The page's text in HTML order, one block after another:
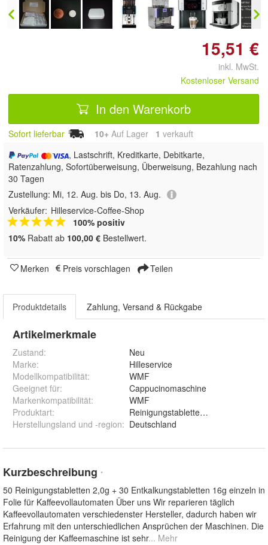
15,51 €
inkl. MwSt.
Kostenloser Versand
In den Warenkorb
Sofort lieferbar 10+ Auf Lager 1 verkauft
, Lastschrift, Kreditkarte, Debitkarte,
Ratenzahlung, Sofortüberweisung, Überweisung, Bezahlung nach
30 Tagen
Zustellung: Mi, 12. Aug. bis Do, 13. Aug.
Verkäufer: Hilleservice-Coffee-Shop
100% positiv
10% Rabatt ab 100,00 € Bestellwert.
Merken Preis vorschlagen Teilen
Produktdetails Zahlung, Versand & Rückgabe
Artikelmerkmale
Zustand:
Neu
Marke:
Hilleservice
Modellkompatibilität:
WMF
Geeignet für:
Cappucinomaschine
Markenkompatibilität:
WMF
Produktart:
Reinigungstabletten
Herstellungsland und -region: Deutschland
Kurzbeschreibung *
50 Reinigungstabletten 2,0g + 30 Entkalkungstabletten 16g einzeln in
Folie für Kaffeevollautomaten Über uns Wir reparieren täglich
Kaffeevollautomaten verschiedenster Hersteller, dadurch haben wir
Erfahrung mit den unterschiedlichen Ansprüchen der Maschinen. Die
Reinigung der Kaffeemaschine ist sehr... Mehr